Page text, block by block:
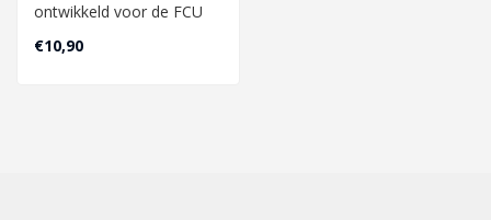
ontwikkeld voor de FCU
van je Polarstar HPA unit.
€10,90